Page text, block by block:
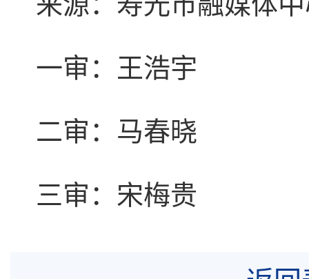
一审：王浩宇
二审：马春晓
三审：宋梅贵